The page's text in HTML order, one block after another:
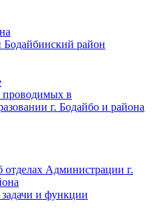
район
в
г. Бодайбо и района
Администрации г.
и функции